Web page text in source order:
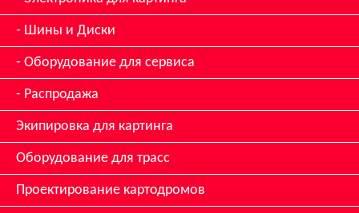
Шины и Диски
Оборудование для сервиса
Распродажа
Экипировка для картинга
Оборудование для трасс
Проектирование картодромов